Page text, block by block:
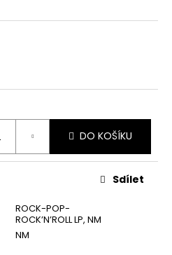
DO KOŠÍKU
ROCK-POP-
ROCK’N’ROLL LP, NM
NM
Sdílet